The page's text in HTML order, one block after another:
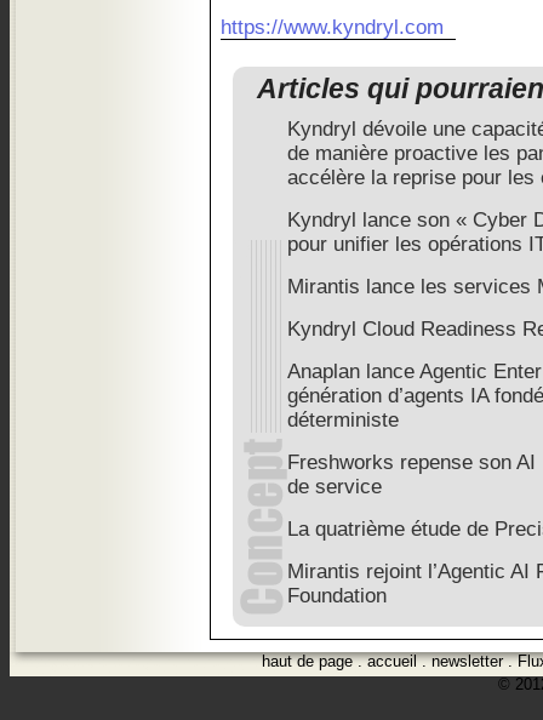
https://www.kyndryl.com
Articles qui
Kyndryl dévoile une
de manière proactive les
accélère la reprise pour les
Kyndryl lance son « Cyber
pour unifier les opérations
Mirantis lance les services
Kyndryl Cloud Readiness
Anaplan lance Agentic
génération d’agents IA
déterministe
Freshworks repense son
de service
La quatrième étude de
Mirantis rejoint l’Agentic AI
Foundation
haut de page.accueil.newsletter.
©